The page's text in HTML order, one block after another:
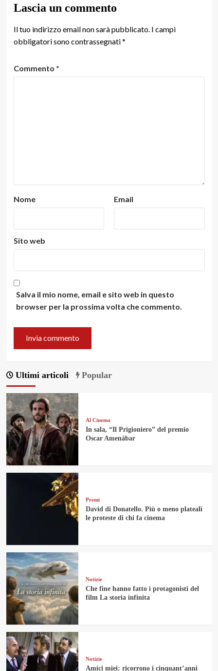
Lascia un commento
Il tuo indirizzo email non sarà pubblicato. I campi
obbligatori sono contrassegnati*
Commento *
Nome Email
Sito web
Salva il mio nome, email e sito web in questo
browser per la prossima volta che commento.
Ultimi articoli Popular
Al Cinema
In sala, “Il Prigioniero” del premio
Oscar Amenàbar
Premi
David di Donatello. Più o meno plateali
le proteste di chi fa cinema
Notizie
Che fine hanno fatto i protagonisti del
film La storia infinita
Notizie
Amici miei: ricorrono i cinquant’anni